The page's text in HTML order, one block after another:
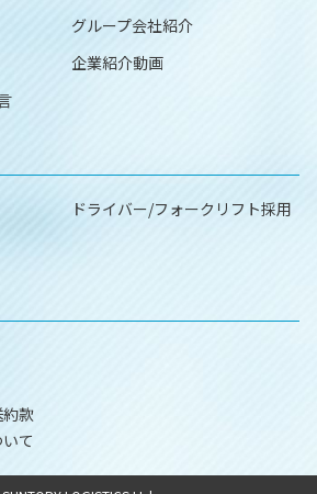
グループ会社紹介
企業紹介動画
ドライバー/フォークリフト採用
款
て